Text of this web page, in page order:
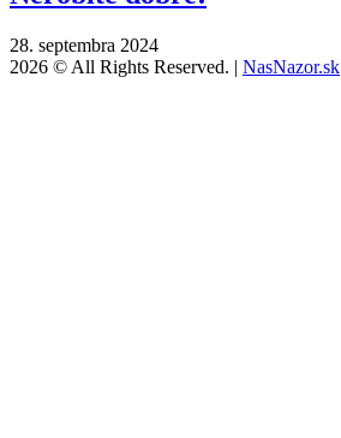
28. septembra 2024
2026 © All Rights Reserved. | NasNazor.sk